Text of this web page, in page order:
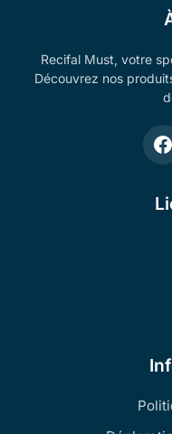
Recifal Must, votre
Découvrez nos